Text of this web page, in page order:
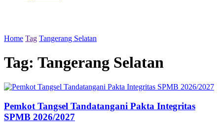
Home Tag Tangerang Selatan
Tag: Tangerang Selatan
Pemkot Tangsel Tandatangani Pakta Integritas
SPMB 2026/2027